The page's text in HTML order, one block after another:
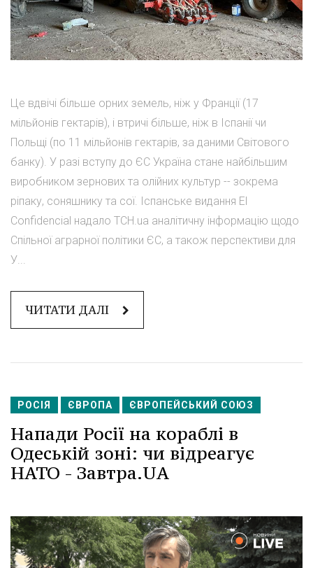
Це вдвічі більше орних земель, ніж у Франції (17
мільйонів гектарів), і втричі більше, ніж в Іспанії чи
Польщі (по 11 мільйонів гектарів, за даними Світового
банку). У разі вступу до ЄС Україна стане найбільшим
виробником зернових та олійних культур -- зокрема
ріпаку, соняшнику та сої. Іспанське видання El
Confidencial надало ТСН.ua аналітичну інформацію щодо
Спільної аграрної політики ЄС, а також перспективи для
У...
ЧИТАТИ ДАЛІ
РОСІЯ ЄВРОПА ЄВРОПЕЙСЬКИЙ СОЮЗ
Напади Росії на кораблі в
Одеській зоні: чи відреагує
НАТО - Завтра.UA